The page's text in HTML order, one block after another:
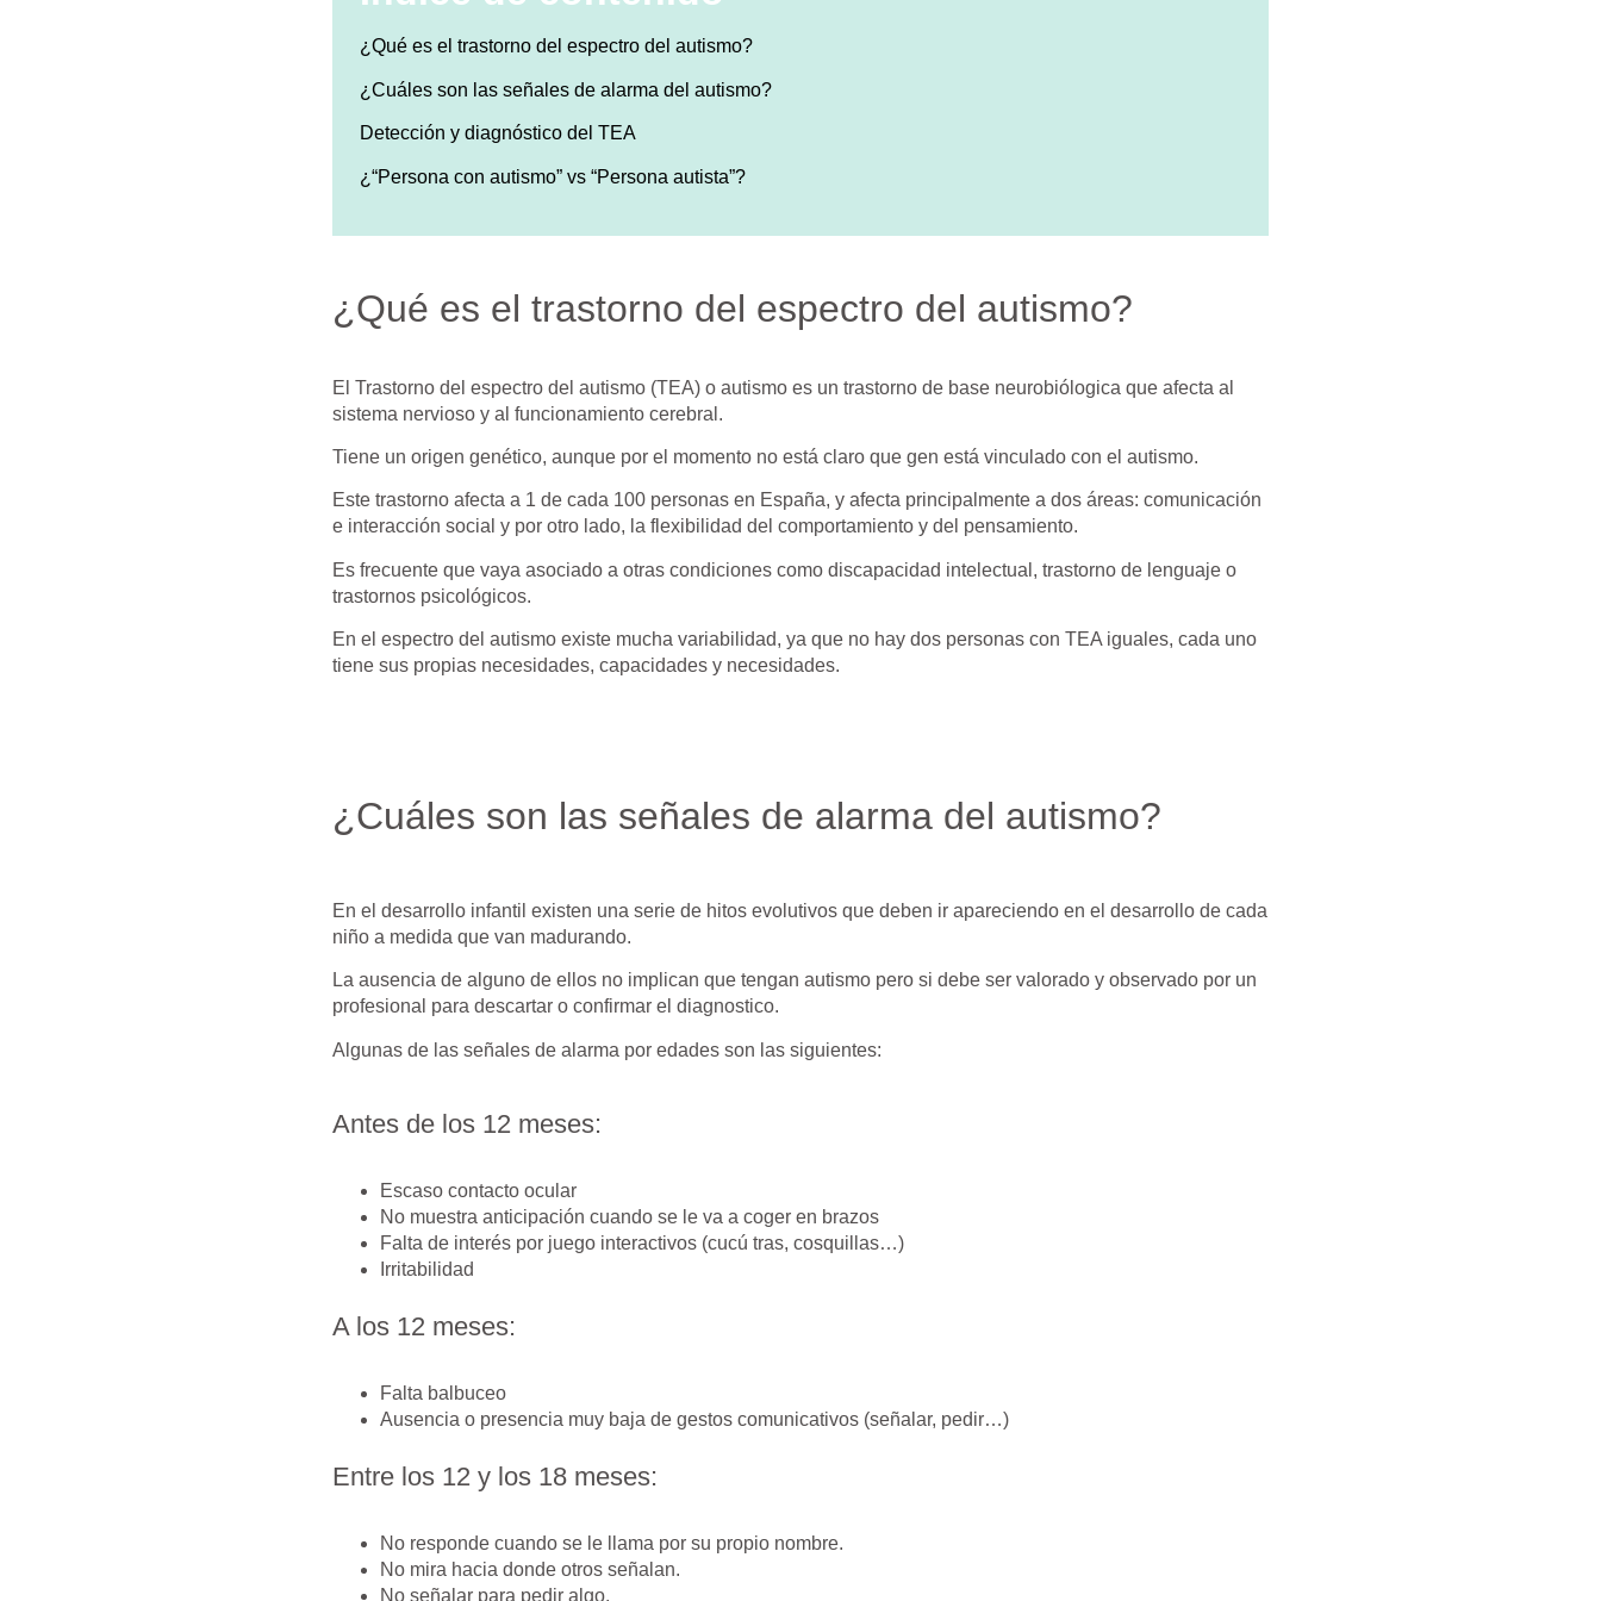
¿Qué es el trastorno del espectro del autismo?
¿Cuáles son las señales de alarma del autismo?
Detección y diagnóstico del TEA
¿“Persona con autismo” vs “Persona autista”?
¿Qué es el trastorno del espectro del autismo?
El Trastorno del espectro del autismo (TEA) o autismo es un trastorno de base neurobiólogica que afecta al
sistema nervioso y al funcionamiento cerebral.
Tiene un origen genético, aunque por el momento no está claro que gen está vinculado con el autismo.
Este trastorno afecta a 1 de cada 100 personas en España, y afecta principalmente a dos áreas: comunicación
e interacción social y por otro lado, la flexibilidad del comportamiento y del pensamiento.
Es frecuente que vaya asociado a otras condiciones como discapacidad intelectual, trastorno de lenguaje o
trastornos psicológicos.
En el espectro del autismo existe mucha variabilidad, ya que no hay dos personas con TEA iguales, cada uno
tiene sus propias necesidades, capacidades y necesidades.
¿Cuáles son las señales de alarma del autismo?
En el desarrollo infantil existen una serie de hitos evolutivos que deben ir apareciendo en el desarrollo de cada
niño a medida que van madurando.
La ausencia de alguno de ellos no implican que tengan autismo pero si debe ser valorado y observado por un
profesional para descartar o confirmar el diagnostico.
Algunas de las señales de alarma por edades son las siguientes:
Antes de los 12 meses:
Escaso contacto ocular
No muestra anticipación cuando se le va a coger en brazos
Falta de interés por juego interactivos (cucú tras, cosquillas…)
Irritabilidad
A los 12 meses:
Falta balbuceo
Ausencia o presencia muy baja de gestos comunicativos (señalar, pedir…)
Entre los 12 y los 18 meses:
No responde cuando se le llama por su propio nombre.
No mira hacia donde otros señalan.
No señalar para pedir algo.